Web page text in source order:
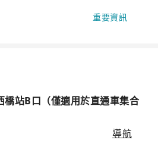
重要資訊
站B口（僅適用於直通車集合
導航